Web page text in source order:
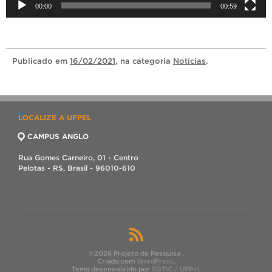
00:00 00:59
Publicado em 16/02/2021, na categoria Notícias.
LOCALIZE A UFPEL
CAMPUS ANGLO
Rua Gomes Carneiro, 01 - Centro
Pelotas - RS, Brasil - 96010-610
©2026 Projeto de Pesquisa .
Criado com WordPress.
Tema desenvolvido por SGTIC / UFPel.